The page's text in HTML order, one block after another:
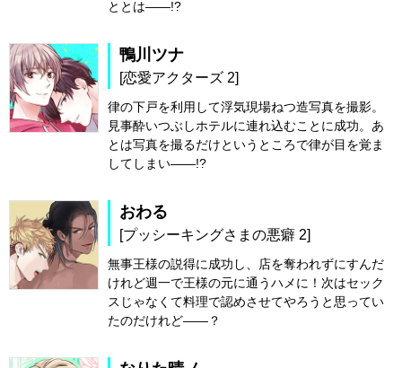
ととは――!?
鴨川ツナ
[恋愛アクターズ 2]
律の下戸を利用して浮気現場ねつ造写真を撮影。
見事酔いつぶしホテルに連れ込むことに成功。あ
とは写真を撮るだけというところで律が目を覚ま
してしまい――!?
おわる
[プッシーキングさまの悪癖 2]
無事王様の説得に成功し、店を奪われずにすんだ
けれど週一で王様の元に通うハメに！次はセック
スじゃなくて料理で認めさせてやろうと思ってい
たのだけれど――？